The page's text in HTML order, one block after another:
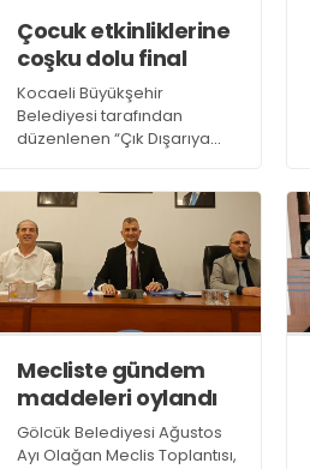
Çocuk etkinliklerine
coşku dolu final
Kocaeli Büyükşehir
Belediyesi tarafından
düzenlenen “Çık Dışarıya
Bahçesi’nde (Fuar Park) iki
gün süren renkli ve dopdolu
programlar coşkuyu zirveye
taşıdı
Mecliste gündem
maddeleri oylandı
Gölcük Belediyesi Ağustos
Ayı Olağan Meclis Toplantısı,